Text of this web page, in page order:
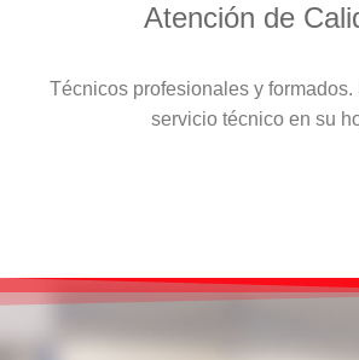
Atención de
Técnicos profesionales y
servicio técnico en su